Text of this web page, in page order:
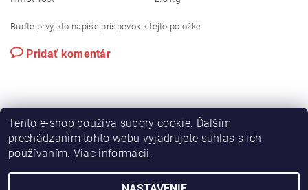
Buďte prvý, kto napíše príspevok k tejto položke.
Pridať komentár
Výroba hydraulických hadíc
Tento e-shop používa súbory cookie. Ďalším
prechádzaním tohto webu vyjadrujete súhlas s ich
používaním. Viac informácii.